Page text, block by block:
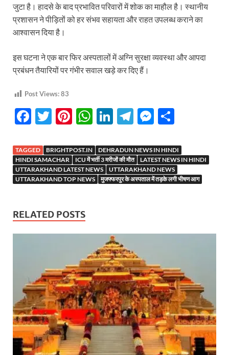
जुटा है। हादसे के बाद प्रभावित परिवारों में शोक का माहौल है। स्थानीय
प्रशासन ने पीड़ितों को हर संभव सहायता और राहत उपलब्ध कराने का
आश्वासन दिया है।
इस घटना ने एक बार फिर अस्पतालों में अग्नि सुरक्षा व्यवस्था और आपदा
प्रबंधन तैयारियों पर गंभीर सवाल खड़े कर दिए हैं।
Post Views:83
F
e
b
o
k
T
itt
er
Pi
er
es
t
W
at
s
A
Li
k
e
dI
T
e
gr
a
M
se
n
g
ar
e
TAGGED BRIGHTPOST.IN
DEHRADUN NEWS IN HINDI
HINDI SAMACHAR
ICU में भर्ती 3 मरीजों की मौत
LATEST NEWS IN HINDI
UTTARAKHAND LATEST NEWS
UTTARAKHAND NEWS
UTTARAKHAND TOP NEWS
मुजफ्फरपुर के अस्पताल में तड़के लगी भीषण आग
RELATED POSTS